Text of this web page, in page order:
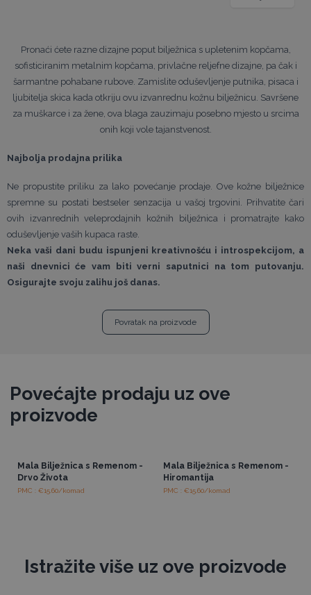
Pronaći ćete razne dizajne poput bilježnica s upletenim kopčama,
sofisticiranim metalnim kopčama, privlačne reljefne dizajne, pa čak i
šarmantne pohabane rubove. Zamislite oduševljenje putnika, pisaca i
ljubitelja skica kada otkriju ovu izvanrednu kožnu bilježnicu. Savršene
za muškarce i za žene, ova blaga zauzimaju posebno mjesto u srcima
onih koji vole tajanstvenost.
Najbolja prodajna prilika
Ne propustite priliku za lako povećanje prodaje. Ove kožne bilježnice
spremne su postati bestseler senzacija u vašoj trgovini. Prihvatite čari
ovih izvanrednih veleprodajnih kožnih bilježnica i promatrajte kako
oduševljenje vaših kupaca raste.
Neka vaši dani budu ispunjeni kreativnošću i introspekcijom, a
naši dnevnici će vam biti verni saputnici na tom putovanju.
Osigurajte svoju zalihu još danas.
Povratak na proizvode
Povećajte prodaju uz ove
proizvode
Mala Bilježnica s Remenom -
Drvo Života
PMC : €15.60/komad
Mala Bilježnica s Remenom -
Hiromantija
PMC : €15.60/komad
Istražite više uz ove proizvode